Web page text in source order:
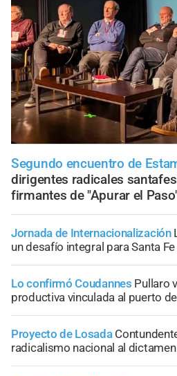
Segundo encuentro de
dirigentes radicales
firmantes de "Apurar el
Jornada de Internacionalización
un desafío integral para Santa
Lo confirmó Coudannes Pullaro
productiva vinculada al puerto
Proyecto de Losada
radicalismo nacional al